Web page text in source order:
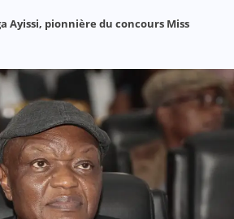
Ayissi, pionnière du concours Miss